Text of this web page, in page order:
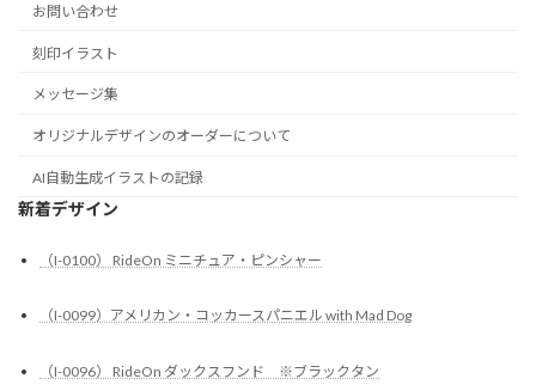
お問い合わせ
刻印イラスト
メッセージ集
オリジナルデザインのオーダーについて
AI自動生成イラストの記録
新着デザイン
（I-0100） RideOn ミニチュア・ピンシャー
（I-0099）アメリカン・コッカースパニエル with Mad Dog
（I-0096） RideOn ダックスフンド ※ブラックタン